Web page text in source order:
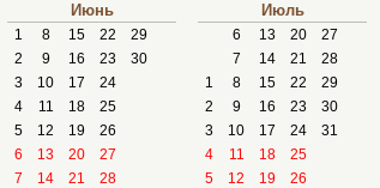
Июнь
1 8 15 22
29
2
9 16 23
30
3
10 17
24
4
11 18
25
5
12 19
26
6
13 20
27
7
14 21 28
Июль
6 13 20
27
7
14 21
28
1
8 15 22
29
2
9 16 23
30
3
10 17 24
31
4
11 18
25
5
12 19 26